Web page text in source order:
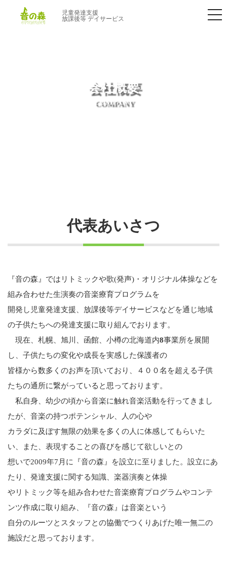
児童発達支援
放課後等 デイサービス
会社概要
COMPANY
代表あいさつ
『音の森』ではリトミックや歌(発声)・オリジナル体操などを
組み合わせた生演奏の音楽療育プログラムを
開発し児童発達支援、放課後等デイサービスなどを通じ地域
の子供たちへの発達支援に取り組んでおります。
現在、札幌、旭川、函館、小樽の北海道内8事業所を展開
し、子供たちの変化や成長を実感した保護者の
皆様から数多くのお声を頂いており、４００名を超える子供
たちの通所に繋がっていると思っております。
私自身、幼少の頃から音楽に触れ音楽活動を行ってきまし
たが、音楽の持つポテンシャル、人の心や
カラダに及ぼす無限の効果を多くの人に体感してもらいた
い、また、表現することの喜びを感じて欲しいとの
想いで2009年7月に『音の森』を設立に至りました。設立にあ
たり、発達支援に関する知識、楽器演奏と体操
やリトミック等を組み合わせた音楽療育プログラムやコンテ
ンツ作成に取り組み、『音の森』は音楽という
自分のルーツとスタッフとの協働でつくりあげた唯一無二の
施設だと思っております。